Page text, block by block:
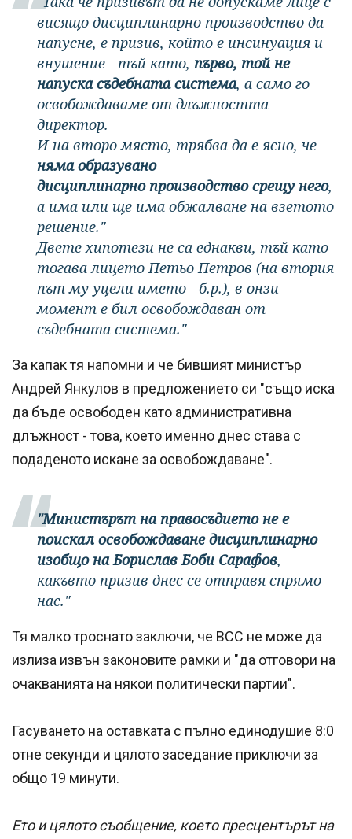
висящо дисциплинарно производство да
напусне, е призив, който е инсинуация и
внушение - тъй като, първо, той не
напуска съдебната система, а само го
освобождаваме от длъжността
директор.
И на второ място, трябва да е ясно, че
няма образувано
дисциплинарно производство срещу него,
а има или ще има обжалване на взетото
решение."
Двете хипотези не са еднакви, тъй като
тогава лицето Петьо Петров (на втория
път му уцели името - б.р.), в онзи
момент е бил освобождаван от
съдебната система."
За капак тя напомни и че бившият министър
Андрей Янкулов в предложението си "също иска
да бъде освободен като административна
длъжност - това, което именно днес става с
подаденото искане за освобождаване".
"Министърът на правосъдието не е
поискал освобождаване дисциплинарно
изобщо на Борислав Боби Сарафов,
какъвто призив днес се отправя спрямо
нас."
Тя малко троснато заключи, че ВСС не може да
излиза извън законовите рамки и "да отговори на
очакванията на някои политически партии".
Гасуването на оставката с пълно единодушие 8:0
отне секунди и цялото заседание приключи за
общо 19 минути.
Ето и цялото съобщение, което пресцентърът на